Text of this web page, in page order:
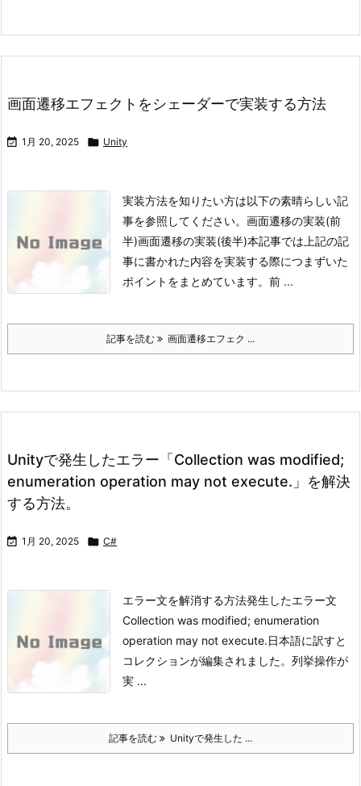
画面遷移エフェクトをシェーダーで実装する方法
 1月 20, 2025  Unity
実装方法を知りたい方は以下の素晴らしい記
事を参照してください。 画面遷移の実装(前
半)画面遷移の実装(後半)本記事では上記の記
事に書かれた内容を実装する際につまずいた
ポイントをまとめています。 前 ...
記事を読む 画面遷移エフェク ...
Unityで発生したエラー「Collection was modified;
enumeration operation may not execute.」を解決
する方法。
 1月 20, 2025  C#
エラー文を解消する方法発生したエラー文
Collection was modified; enumeration
operation may not execute.日本語に訳すと
コレクションが編集されました。列挙操作が
実 ...
記事を読む Unityで発生した ...